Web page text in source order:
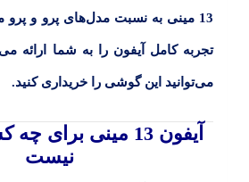
13 مینی به نسبت مدل‌های پرو و
تجربه کامل آیفون را به شما ارائه
می‌توانید این گوشی را خریداری کنید.
آیفون 13 مینی
نیست